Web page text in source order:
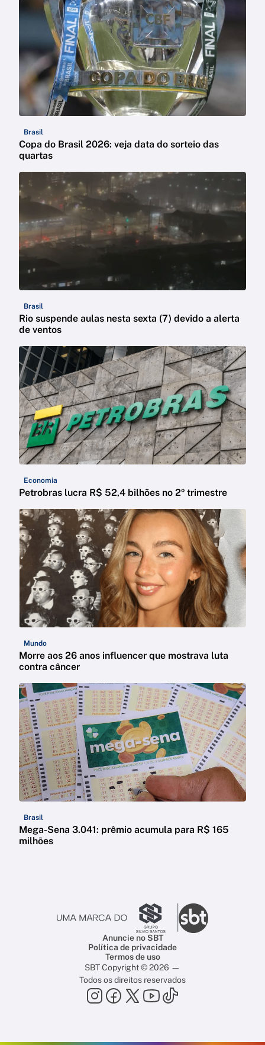
Brasil
Copa do Brasil 2026: veja data do sorteio das
quartas
Brasil
Rio suspende aulas nesta sexta (7) devido a alerta
de ventos
Economia
Petrobras lucra R$ 52,4 bilhões no 2º trimestre
Mundo
Morre aos 26 anos influencer que mostrava luta
contra câncer
Brasil
Mega-Sena 3.041: prêmio acumula para R$ 165
milhões
Anuncie no SBT
Política de privacidade
Termos de uso
SBT Copyright © 2026 —
Todos os direitos reservados